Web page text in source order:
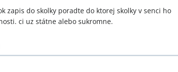
zapis do skolky poradte do ktorej skolky v senci ho
ci uz státne alebo sukromne.